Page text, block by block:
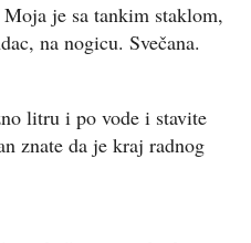
je sa tankim staklom,
na nogicu. Svečana.
litru i po vode i stavite
znate da je kraj radnog